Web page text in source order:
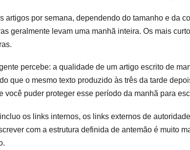
artigos por semana, dependendo do tamanho e da
geralmente levam uma manhã inteira. Os mais
percebe: a qualidade de um artigo escrito de
que o mesmo texto produzido às três da tarde
você puder proteger esse período da manhã para
os links internos, os links externos de
com a estrutura definida de antemão é muito